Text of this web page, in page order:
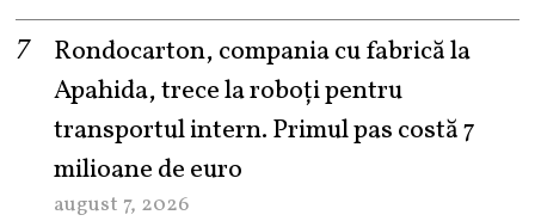
Rondocarton, compania cu fabrică la
Apahida, trece la roboți pentru
transportul intern. Primul pas costă 7
milioane de euro
august 7, 2026